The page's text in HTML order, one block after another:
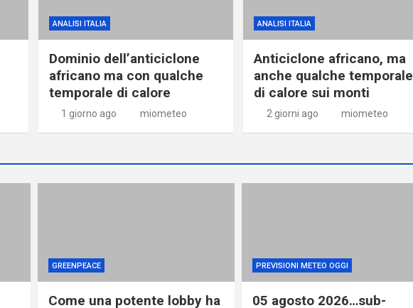
ANALISI ITALIA
Dominio dell’anticiclone
africano ma con qualche
temporale di calore
1 giorno ago miometeo
ANALISI ITALIA
Anticiclone africano, ma
anche qualche temporale
di calore sui monti
2 giorni ago miometeo
GREENPEACE
Come una potente lobby ha
PREVISIONI METEO OGGI
05 agosto 2026…sub-